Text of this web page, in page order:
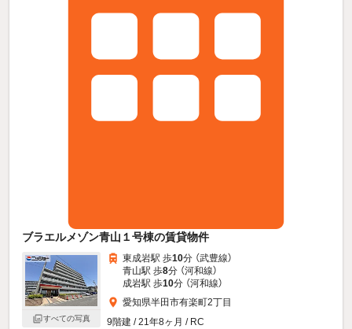
ブラエルメゾン青山１号棟の賃貸物件
すべての写真
東成岩駅 歩10分 （武豊線）
青山駅 歩8分 （河和線）
成岩駅 歩10分 （河和線）
愛知県半田市有楽町2丁目
9階建 / 21年8ヶ月 / RC